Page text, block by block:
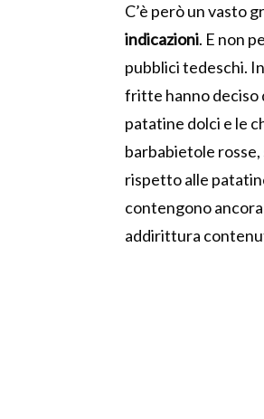
C’è però un vasto
indicazioni. E non
pubblici tedeschi.
fritte hanno deciso
patatine dolci e le
barbabietole
rispetto alle
contengono
addirittura